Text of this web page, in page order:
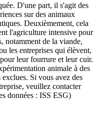
D'une part, il s'agit des
sur des animaux
Deuxièmement, cela
l'agriculture intensive pour
notamment de la viande,
les entreprises qui élèvent,
leur fourrure et leur cuir.
animale à des
Si vous avez des
veuillez contacter
données : ISS ESG)